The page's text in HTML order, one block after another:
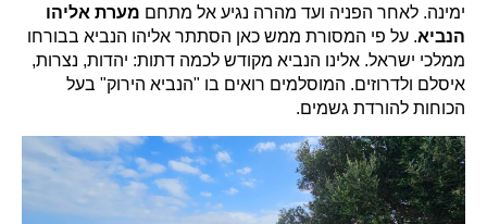
ימינה. לאחר הפניה ועד מהרה נגיע אל מתחם מערת אליהו
הנביא. על פי המסורת ממש כאן הסתתר אליהו הנביא בבורחו
ממלכי ישראל. אלינו הנביא מקודש לכמה דתות: יהדות, נצרות,
איסלם ולדרוזים. המוסלמים רואים בו "הנביא הירוק" בעל
הכוחות להורדת גשמים.